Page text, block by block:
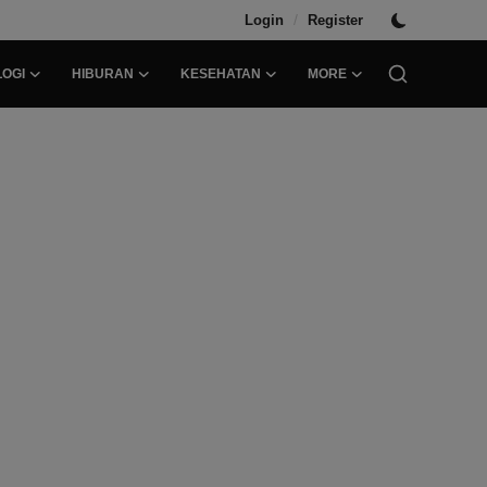
Login / Register
HIBURAN KESEHATAN MORE